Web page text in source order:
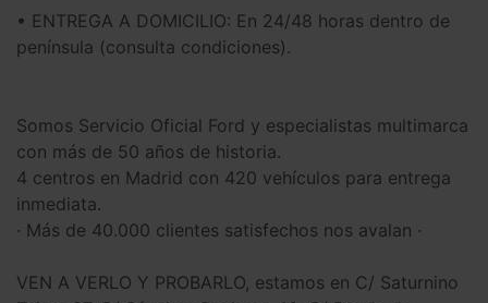
• ENTREGA A DOMICILIO: En 24/48 horas dentro de
península (consulta condiciones).
Somos Servicio Oficial Ford y especialistas multimarca
con más de 50 años de historia.
4 centros en Madrid con 420 vehículos para entrega
inmediata.
· Más de 40.000 clientes satisfechos nos avalan ·
VEN A VERLO Y PROBARLO, estamos en C/ Saturnino